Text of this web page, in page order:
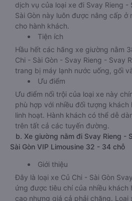
dịch vụ của loại xe đi Svay Rieng -
Sài Gòn này luôn được nâng cấp
cho hành khách.
Tiện ích
Hầu hết các hãng xe giường nằm
Chi - Sài Gòn - Svay Rieng - Svay
trang bị máy lạnh nước uống, gối
Ưu điểm
Ưu điểm nổi trội của loại xe này
phù hợp với nhiều đối tượng khách
linh hoạt. Hành khách có thể dễ
trên tất cả các tuyến đường.
b. Xe giường nằm đi Svay Rieng -
Sài Gòn VIP Limousine 32 - 34 chỗ
Giới thiệu
Đây là loại xe Củ Chi - Sài Gòn
ứng được tiêu chí của nhiều khách
cao nhưng giá cả phải chăng.